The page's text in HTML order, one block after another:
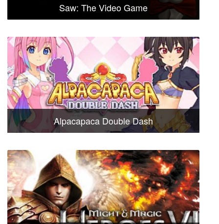
Saw: The Video Game
Alpacapaca Double Dash